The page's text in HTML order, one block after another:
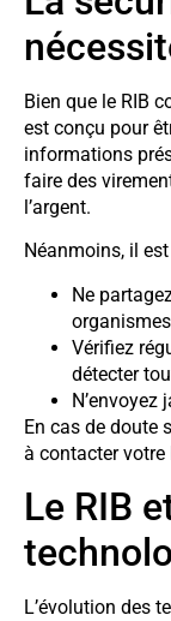
Bien que le RIB
est conçu pour
informations
faire des
l’argent.
Néanmoins, il
Ne
Vérifiez
détecter
N’envoyez
En cas de doute
à contacter
Le RIB
L’évolution des